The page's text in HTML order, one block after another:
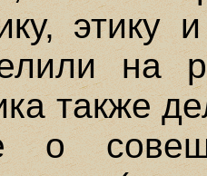
этику
на
также
о